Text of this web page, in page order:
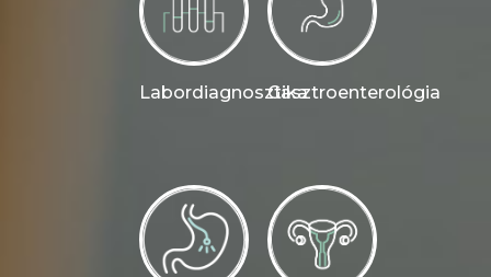
LabordiagnosztikaGasztroenterológia